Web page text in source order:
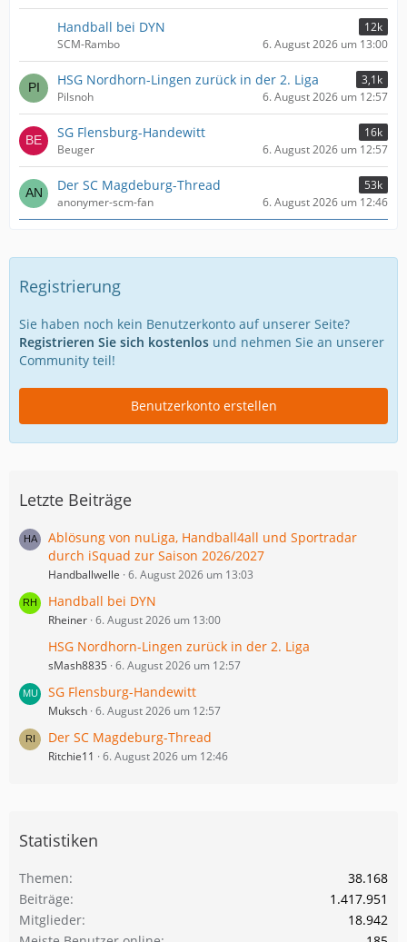
Handball bei DYN
12k
SCM-Rambo
6. August 2026 um 13:00
HSG Nordhorn-Lingen zurück in der 2. Liga
3,1k
Pilsnoh
6. August 2026 um 12:57
SG Flensburg-Handewitt
16k
Beuger
6. August 2026 um 12:57
Der SC Magdeburg-Thread
53k
anonymer-scm-fan
6. August 2026 um 12:46
Registrierung
Sie haben noch kein Benutzerkonto auf unserer Seite?
Registrieren Sie sich kostenlos und nehmen Sie an unserer
Community teil!
Benutzerkonto erstellen
Letzte Beiträge
Ablösung von nuLiga, Handball4all und Sportradar
durch iSquad zur Saison 2026/2027
Handballwelle 6. August 2026 um 13:03
Handball bei DYN
Rheiner 6. August 2026 um 13:00
HSG Nordhorn-Lingen zurück in der 2. Liga
sMash8835 6. August 2026 um 12:57
SG Flensburg-Handewitt
Muksch 6. August 2026 um 12:57
Der SC Magdeburg-Thread
Ritchie11 6. August 2026 um 12:46
Statistiken
Themen
38.168
Beiträge
1.417.951
Mitglieder
18.942